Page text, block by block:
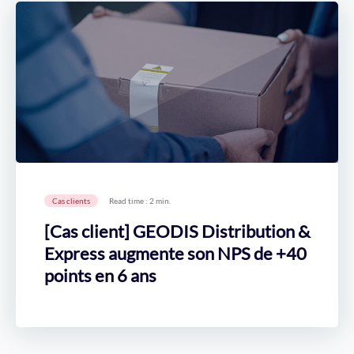
Cas clients Read time : 2 min.
[Cas client] GEODIS Distribution &
Express augmente son NPS de +40
points en 6 ans